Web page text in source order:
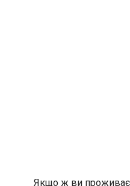
Якщо ж ви